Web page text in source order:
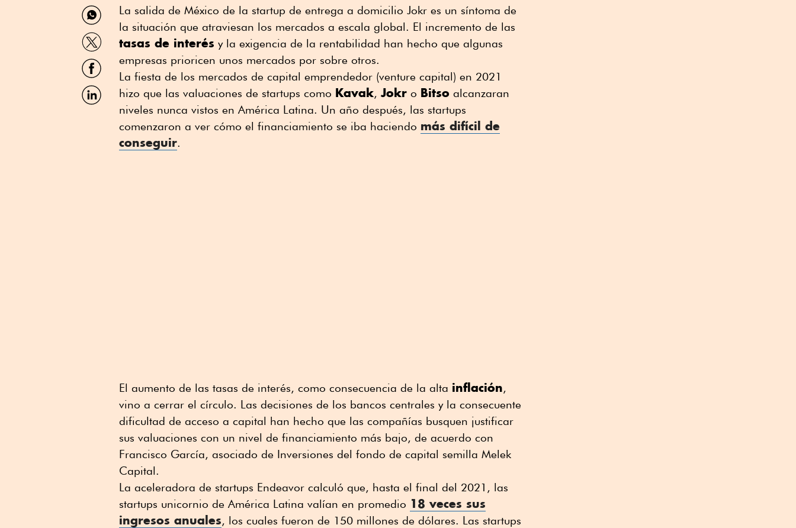
Compartir
por
WhatsApp
Compartir
por
Twitter
Compartir
por
Facebook
Compartir
por
La salida de México de la startup de entrega a domicilio Jokr es un síntoma de
la situación que atraviesan los mercados a escala global. El incremento de las
tasas de interés y la exigencia de la rentabilidad han hecho que algunas
empresas prioricen unos mercados por sobre otros.
La fiesta de los mercados de capital emprendedor (venture capital) en 2021
hizo que las valuaciones de startups como Kavak, Jokr o Bitso alcanzaran
niveles nunca vistos en América Latina. Un año después, las startups
comenzaron a ver cómo el financiamiento se iba haciendo más difícil de
conseguir.
El aumento de las tasas de interés, como consecuencia de la alta inflación,
vino a cerrar el círculo. Las decisiones de los bancos centrales y la consecuente
dificultad de acceso a capital han hecho que las compañías busquen justificar
sus valuaciones con un nivel de financiamiento más bajo, de acuerdo con
Francisco García, asociado de Inversiones del fondo de capital semilla Melek
Capital.
La aceleradora de startups Endeavor calculó que, hasta el final del 2021, las
startups unicornio de América Latina valían en promedio 18 veces sus
ingresos anuales, los cuales fueron de 150 millones de dólares. Las startups